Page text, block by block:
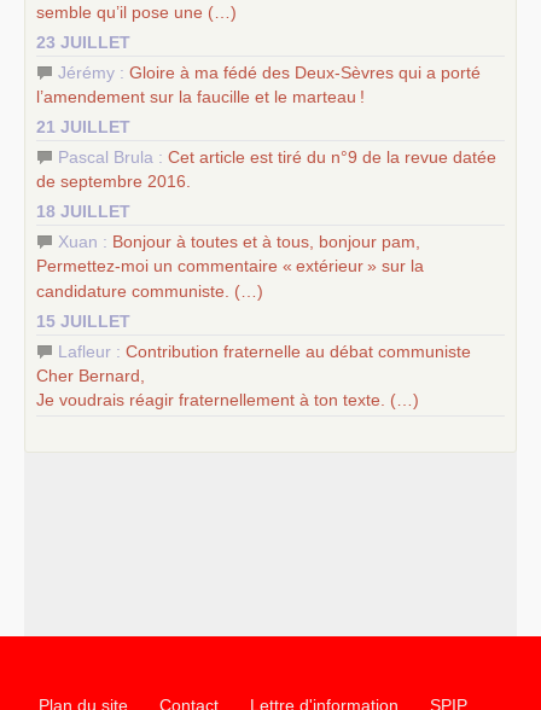
semble qu’il pose une (…)
23 JUILLET
Jérémy : Gloire à ma fédé des Deux-Sèvres qui a porté
l’amendement sur la faucille et le marteau !
21 JUILLET
Pascal Brula : Cet article est tiré du n°9 de la revue datée
de septembre 2016.
18 JUILLET
Xuan : Bonjour à toutes et à tous, bonjour pam,
Permettez-moi un commentaire « extérieur» sur la
candidature communiste. (…)
15 JUILLET
Lafleur : Contribution fraternelle au débat communiste
Cher Bernard,
Je voudrais réagir fraternellement à ton texte. (…)
Plan du site Contact Lettre d'information SPIP